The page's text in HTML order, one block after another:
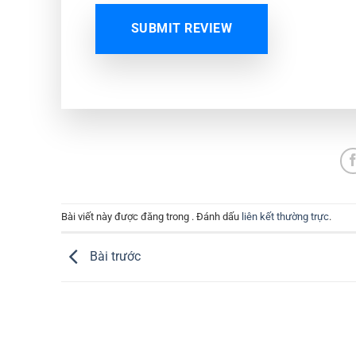
SUBMIT REVIEW
Bài viết này được đăng trong . Đánh dấu liên kết thường trực.
Bài trước